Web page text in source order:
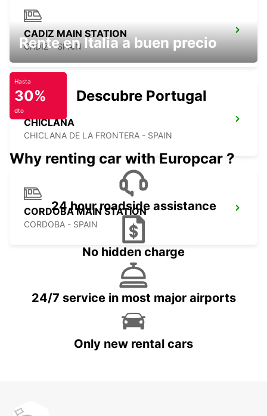
CADIZ MAIN STATION
CADIZ - SPAIN
CHICLANA
CHICLANA DE LA FRONTERA - SPAIN
CORDOBA MAIN STATION
CORDOBA - SPAIN
Rente en Italia a buen precio
Hasta
30%
dto
Descubre Portugal
Why renting car with Europcar ?
24 hour roadside assistance
No hidden charge
24/7 service in most major airports
Only new rental cars